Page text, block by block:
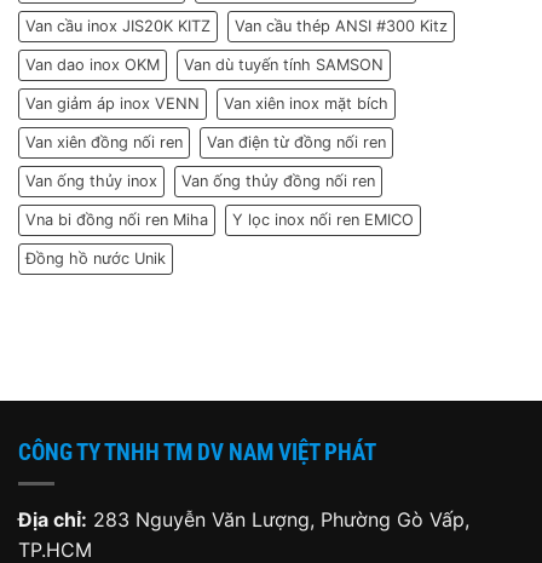
Van cầu inox JIS20K KITZ Van cầu thép ANSI #300 Kitz
Van dao inox OKM Van dù tuyến tính SAMSON
Van giảm áp inox VENN Van xiên inox mặt bích
Van xiên đồng nối ren Van điện từ đồng nối ren
Van ống thủy inox Van ống thủy đồng nối ren
Vna bi đồng nối ren Miha Y lọc inox nối ren EMICO
Đồng hồ nước Unik
CÔNG TY TNHH TM DV NAM VIỆT PHÁT
Địa chỉ: 283 Nguyễn Văn Lượng, Phường Gò Vấp,
TP.HCM